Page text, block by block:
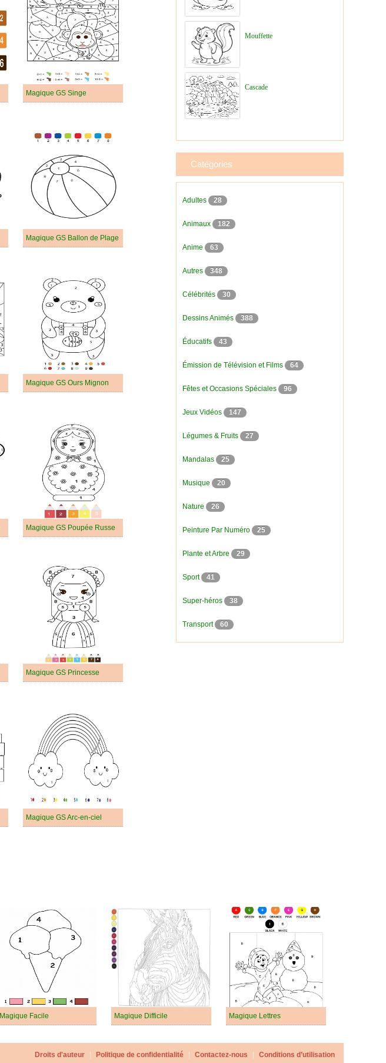
Magique GS Singe
Magique GS Ballon de Plage
Magique GS Ours Mignon
Magique GS Poupée Russe
Magique GS Princesse
Magique GS Arc-en-ciel
Mouffette
Cascade
Catégories
Adultes 28
Animaux 182
Anime 63
Autres 348
Célébrités 30
Dessins Animés 388
Éducatifs 43
Émission de Télévision et Films 64
Fêtes et Occasions Spéciales 96
Jeux Vidéos 147
Légumes & Fruits 27
Mandalas 25
Musique 20
Nature 26
Peinture Par Numéro 25
Plante et Arbre 29
Sport 41
Super-héros 38
Transport 60
Magique Facile Magique Difficile Magique Lettres
Droits d'auteur Politique de confidentialité Contactez-nous Conditions d’utilisation